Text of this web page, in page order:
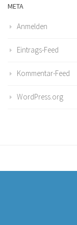
META
Anmelden
Eintrags-Feed
Kommentar-Feed
WordPress.org